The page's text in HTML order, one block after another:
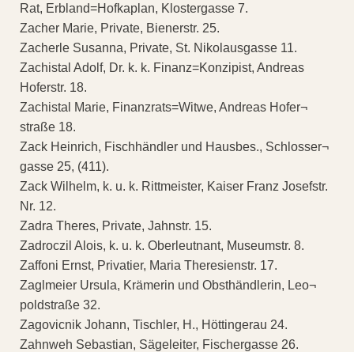
Rat, Erbland=Hofkaplan, Klostergasse 7.
Zacher Marie, Private, Bienerstr. 25.
Zacherle Susanna, Private, St. Nikolausgasse 11.
Zachistal Adolf, Dr. k. k. Finanz=Konzipist, Andreas
Hoferstr. 18.
Zachistal Marie, Finanzrats=Witwe, Andreas Hofer¬
straße 18.
Zack Heinrich, Fischhändler und Hausbes., Schlosser¬
gasse 25, (411).
Zack Wilhelm, k. u. k. Rittmeister, Kaiser Franz Josefstr.
Nr. 12.
Zadra Theres, Private, Jahnstr. 15.
Zadroczil Alois, k. u. k. Oberleutnant, Museumstr. 8.
Zaffoni Ernst, Privatier, Maria Theresienstr. 17.
Zaglmeier Ursula, Krämerin und Obsthändlerin, Leo¬
poldstraße 32.
Zagovicnik Johann, Tischler, H., Höttingerau 24.
Zahnweh Sebastian, Sägeleiter, Fischergasse 26.